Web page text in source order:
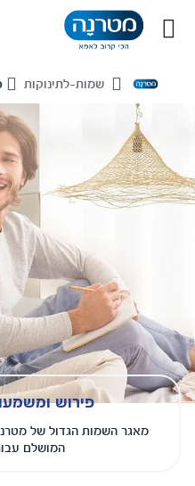
Home שמות-לתינוקות
פירוש
מאגר השמות הגדול של
המושלם